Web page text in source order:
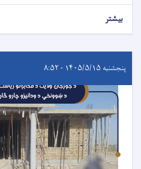
بیشتر
پنجشنبه ۱۴۰۵/۵/۱۵ - ۸:۵۲